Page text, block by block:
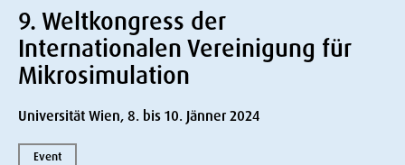
9. Weltkongress der
Internationalen Vereinigung für
Mikrosimulation
Universität Wien, 8. bis 10. Jänner 2024
Event